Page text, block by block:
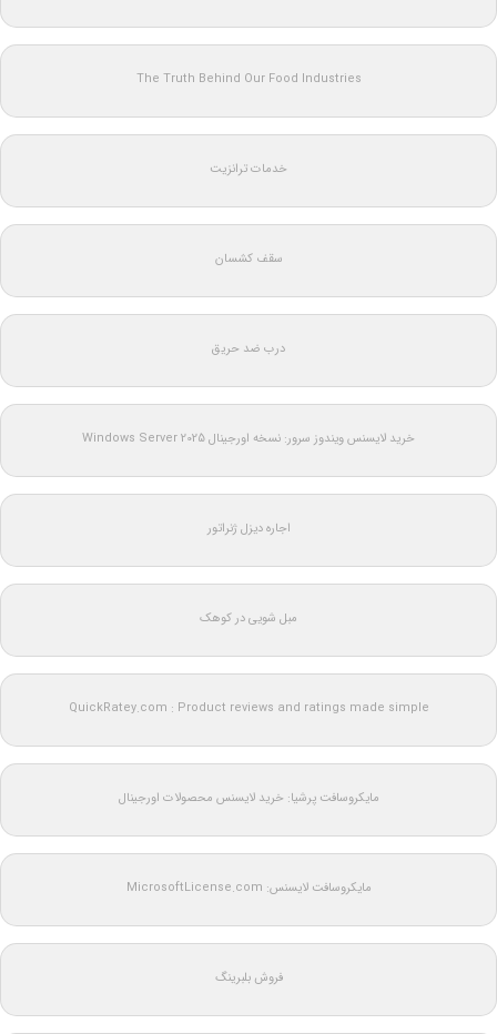
The Truth Behind Our Food Industries
خدمات ترانزیت
سقف کشسان
درب ضد حریق
خرید لایسنس ویندوز سرور: نسخه اورجینال Windows Server 2025
اجاره دیزل ژنراتور
مبل شویی در کوهک
QuickRatey.com : Product reviews and ratings made simple
مایکروسافت پرشیا: خرید لایسنس محصولات اورجینال
مایکروسافت لایسنس: MicrosoftLicense.com
فروش بلبرینگ